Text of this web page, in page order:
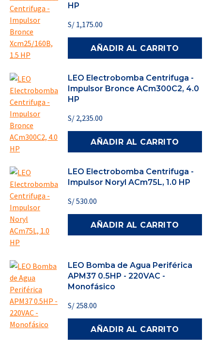
HP
S/ 1,175.00
AÑADIR AL CARRITO
LEO Electrobomba Centrifuga -
Impulsor Bronce ACm300C2, 4.0
HP
S/ 2,235.00
AÑADIR AL CARRITO
LEO Electrobomba Centrifuga -
Impulsor Noryl ACm75L, 1.0 HP
S/530.00
AÑADIR AL CARRITO
LEO Bomba de Agua Periférica
APM37 0.5HP - 220VAC -
Monofásico
S/ 258.00
AÑADIR AL CARRITO